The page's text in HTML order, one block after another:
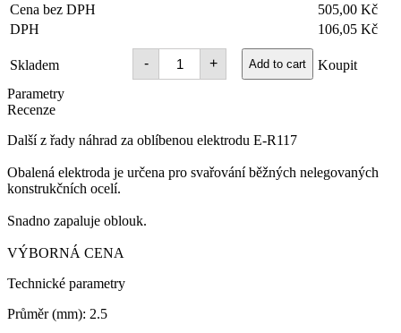
Cena bez DPH
505,00 Kč
DPH
106,05 Kč
Skladem -
Elektrody
J421
pr.
quantity
+ Add to cart
Koupit
Parametry
Recenze
Další z řady náhrad za oblíbenou elektrodu E-R117
Obalená elektroda je určena pro svařování běžných nelegovaných
konstrukčních ocelí.
Snadno zapaluje oblouk.
VÝBORNÁ CENA
Technické parametry
Průměr (mm): 2.5